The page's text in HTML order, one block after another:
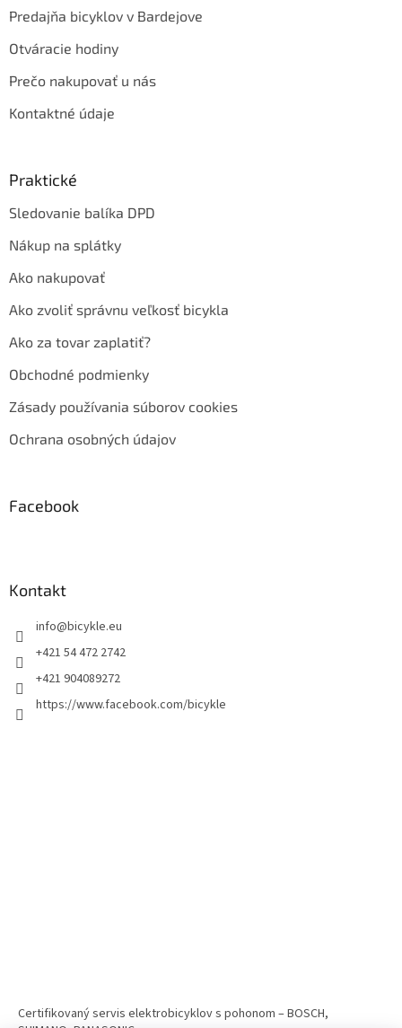
Predajňa bicyklov v Bardejove
Otváracie hodiny
Prečo nakupovať u nás
Kontaktné údaje
Praktické
Sledovanie balíka DPD
Nákup na splátky
Ako nakupovať
Ako zvoliť správnu veľkosť bicykla
Ako za tovar zaplatiť?
Obchodné podmienky
Zásady používania súborov cookies
Ochrana osobných údajov
Facebook
Kontakt
info@bicykle.eu
+421 54 472 2742
+421 904089272
https://www.facebook.com/bicykle
Certifikovaný servis elektrobicyklov s pohonom – BOSCH,